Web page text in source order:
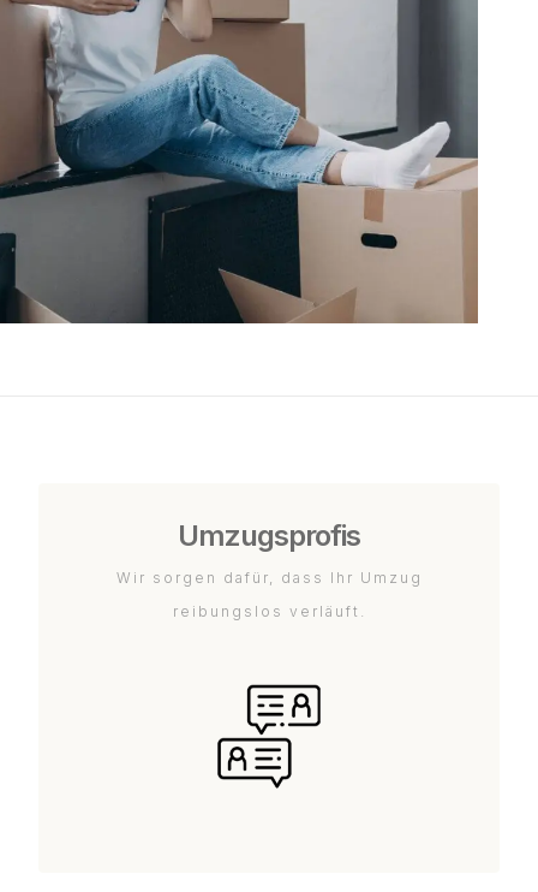
Umzugsprofis
Wir sorgen dafür, dass Ihr Umzug
reibungslos verläuft.